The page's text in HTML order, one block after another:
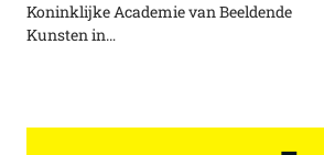
Koninklijke Academie van Beeldende
Kunsten in…